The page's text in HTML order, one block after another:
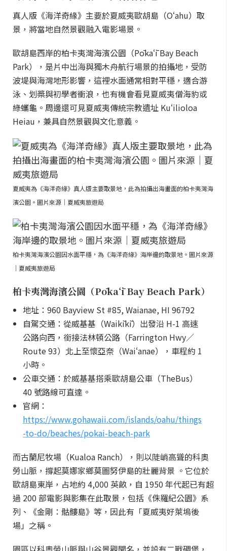
真人版《海洋奇緣》主要於夏威夷歐胡島（Oʻahu）取
景，將當地自然景觀融入電影場景。
歐胡島西岸的柏卡夷灣海濱公園（Pōkaʻī Bay Beach
Park），是片中出海與獨木舟航行場景的拍攝地，受防
波堤與海灣地形影響，這裡水面通常相對平穩，適合游
泳、划槳與初學者衝浪，也有機會看見夏威夷僧海豹或
綠蠵龜。周邊還可見夏威夷傳統宗教遺址 Kuʻilioloa
Heiau，兼具自然景觀與文化意義。
夏威夷為《海洋奇緣》真人版主要取景地，此為拍攝出海畫面的柏卡夷灣海
濱公園。圖片來源｜夏威夷旅遊局
柏卡夷灣海濱公園因水面平穩，為《海洋奇緣》海岸邊的取景地。圖片來源
｜夏威夷旅遊局
柏卡夷灣海濱公園（Pōkaʻī Bay Beach Park）
地址：960 Bayview St #85, Waianae, HI 96792
自駕交通：從威基基（Waikīkī）出發沿 H-1 高速
公路向西，銜接法林頓公路（Farrington Hwy／
Route 93）北上至懷亞奈（Waiʻanae），車程約 1
小時。
公車交通：於威基基搭乘歐胡島公車（TheBus）
40 號路線可直達。
官網：
https://www.gohawaii.com/islands/oahu/things
-to-do/beaches/pokai-beach-park
而古蘭尼牧場（Kualoa Ranch），則以陡峭高聳的科奧
勞山脈，撐起莫娜家鄉莫圖努伊島的壯麗背景 。它位於
歐胡島東岸，占地約 4,000 英畝，自 1950 年代起已有超
過 200 部電影與影集在此取景，包括《侏羅紀公園》系
列、《金剛：骷髏島》等，因此有「夏威夷好萊塢後
場」之稱。